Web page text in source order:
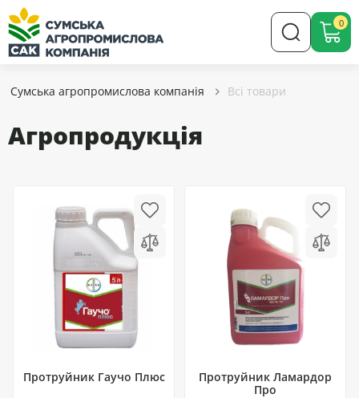
0
Сумська агропромислова компанія Всі товари
Агропродукція
Протруйник Гаучо Плюс
Протруйник Ламардор
Про